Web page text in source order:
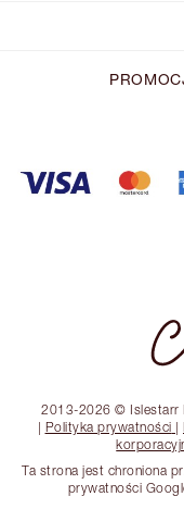
2013-2026 © Islestarr
| Polityka prywatności |
Ta strona jest chroniona
prywatności